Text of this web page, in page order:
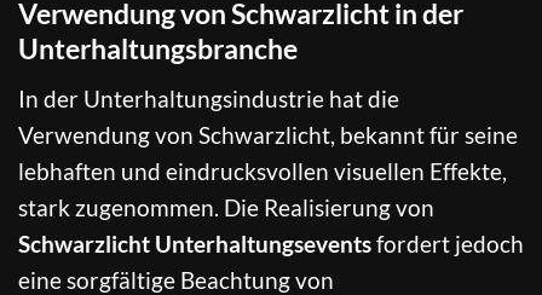
Verwendung von Schwarzlicht in der
Unterhaltungsbranche
In der Unterhaltungsindustrie hat die
Verwendung von Schwarzlicht, bekannt für seine
lebhaften und eindrucksvollen visuellen Effekte,
stark zugenommen. Die Realisierung von
Schwarzlicht Unterhaltungseventsfordert jedoch
eine sorgfältige Beachtung von